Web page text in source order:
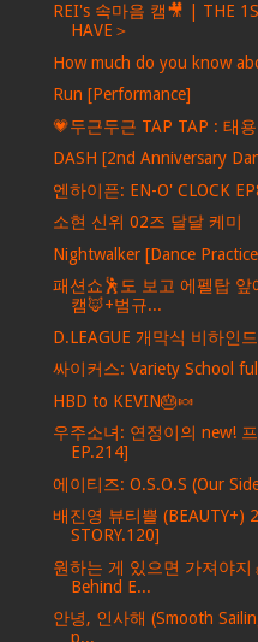
REI's 속마음 캠🎥 | THE
HAVE＞
How much do you know
Run [Performance]
💗두근두근 TAP TAP : 태
DASH [2nd Anniversary
엔하이픈: EN-O' CLOCK
소현 신위 02즈 달달 케미
Nightwalker [Dance
패션쇼🕺도 보고 에펠탑
캠🦊+범규...
D.LEAGUE 개막식 비하인
싸이커스: Variety School
HBD to KEVIN🎂🍬
우주소녀: 연정이의 new!
EP.214]
에이티즈: O.S.O.S (Our
배진영 뷰티쁠 (BEAUTY+)
STORY.120]
원하는 게 있으면 가져야
Behind E...
안녕, 인사해 (Smooth
p...